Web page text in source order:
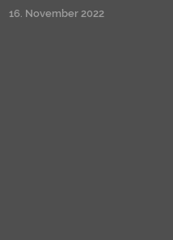
16. November 2022